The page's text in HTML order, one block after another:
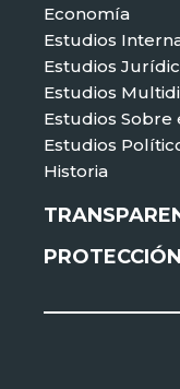
Economía
Estudios
Estudios
Estudios
Estudios
Estudios
Historia